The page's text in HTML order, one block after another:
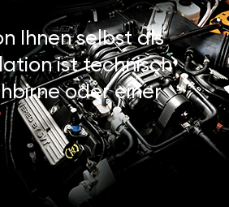
Ihnen selbst als
ist technisch
oder einer